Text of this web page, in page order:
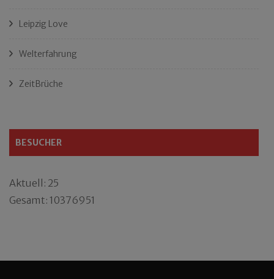
Leipzig Love
Welterfahrung
ZeitBrüche
BESUCHER
Aktuell: 25
Gesamt: 10376951